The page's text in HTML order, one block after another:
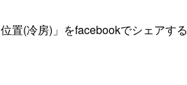
置(冷房)」をfacebookでシェアする